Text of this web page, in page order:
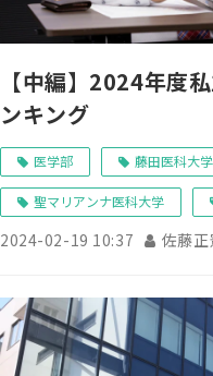
【中編】2024年度
ンキング
医学部 藤田医科大学
聖マリアンナ医科大学
2024-02-19 10:37 佐藤正